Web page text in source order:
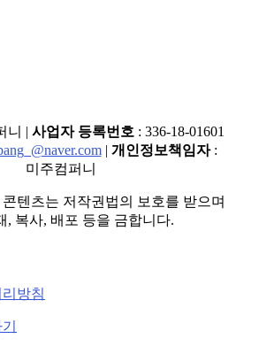
니 | 사업자 등록번호 : 336-18-01601
| 개인정보책임자:
미주컴퍼니
텐츠는 저작권법의 보호를 받으며
, 복사, 배포 등을 금합니다.
방침